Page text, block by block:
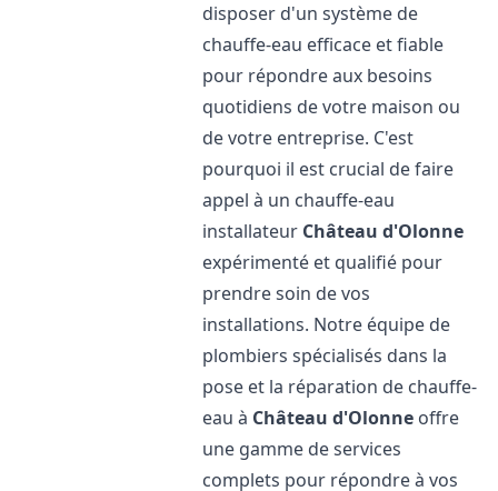
disposer d'un système de
chauffe-eau efficace et fiable
pour répondre aux besoins
quotidiens de votre maison ou
de votre entreprise. C'est
pourquoi il est crucial de faire
appel à un chauffe-eau
installateur Château d'Olonne
expérimenté et qualifié pour
prendre soin de vos
installations. Notre équipe de
plombiers spécialisés dans la
pose et la réparation de chauffe-
eau à Château d'Olonne offre
une gamme de services
complets pour répondre à vos